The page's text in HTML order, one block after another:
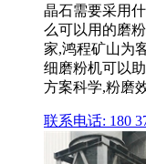
晶石需要采用
么可以用的磨
家,鸿程矿山为
细磨粉机可以
方案科学,粉磨
联系电话: 180